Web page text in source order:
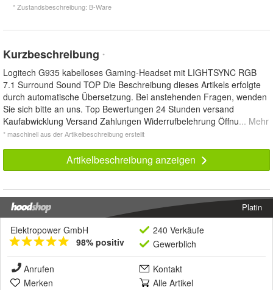
* Zustandsbeschreibung: B-Ware
Kurzbeschreibung *
Logitech G935 kabelloses Gaming-Headset mit LIGHTSYNC RGB
7.1 Surround Sound TOP Die Beschreibung dieses Artikels erfolgte
durch automatische Übersetzung. Bei anstehenden Fragen, wenden
Sie sich bitte an uns. Top Bewertungen 24 Stunden versand
Kaufabwicklung Versand Zahlungen Widerrufbelehrung Öffnu... Mehr
* maschinell aus der Artikelbeschreibung erstellt
Artikelbeschreibung anzeigen
Platin
Elektropower GmbH
98% positiv
240 Verkäufe
Gewerblich
Anrufen
Kontakt
Merken
Alle Artikel